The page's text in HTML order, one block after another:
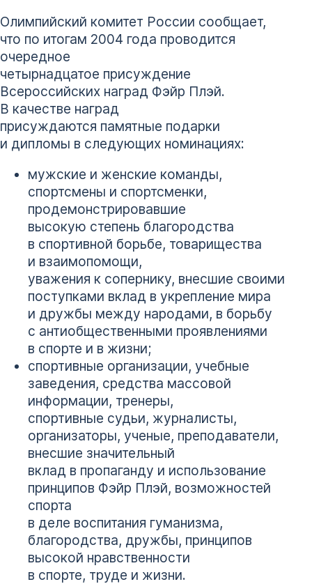
Олимпийский комитет России сообщает,
что по итогам 2004 года проводится
очередное
четырнадцатое присуждение
Всероссийских наград Фэйр Плэй.
В качестве наград
присуждаются памятные подарки
и дипломы в следующих номинациях:
мужские и женские команды,
спортсмены и спортсменки,
продемонстрировавшие
высокую степень благородства
в спортивной борьбе, товарищества
и взаимопомощи,
уважения к сопернику, внесшие своими
поступками вклад в укрепление мира
и дружбы между народами, в борьбу
с антиобщественными проявлениями
в спорте и в жизни;
спортивные организации, учебные
заведения, средства массовой
информации, тренеры,
спортивные судьи, журналисты,
организаторы, ученые, преподаватели,
внесшие значительный
вклад в пропаганду и использование
принципов Фэйр Плэй, возможностей
спорта
в деле воспитания гуманизма,
благородства, дружбы, принципов
высокой нравственности
в спорте, труде и жизни.